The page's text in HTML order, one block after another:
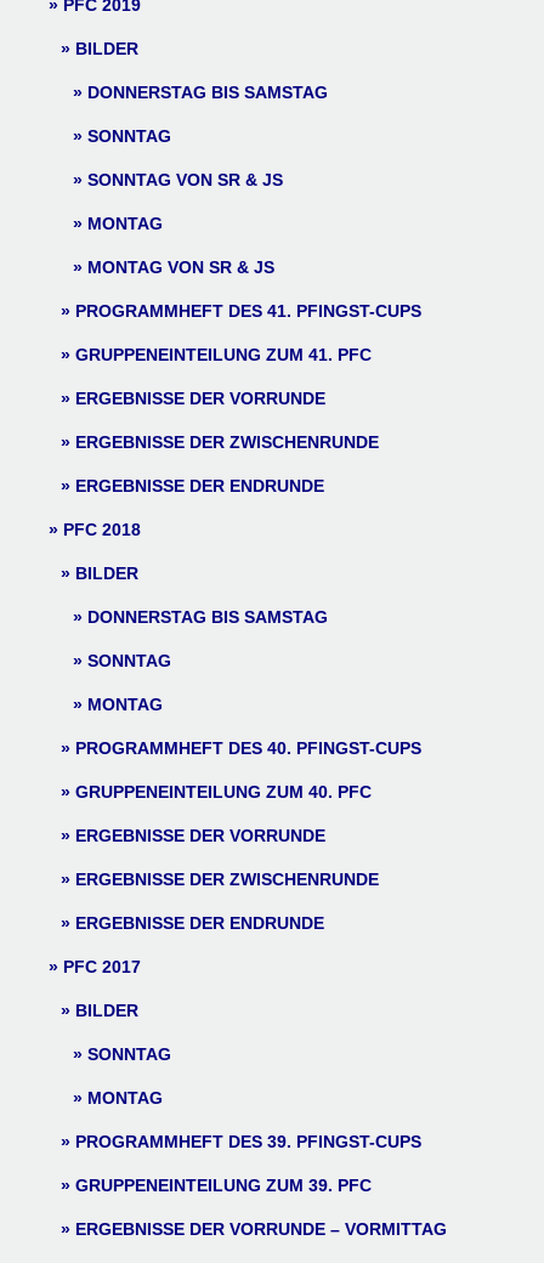
PFC 2019
BILDER
DONNERSTAG BIS SAMSTAG
SONNTAG
SONNTAG VON SR & JS
MONTAG
MONTAG VON SR & JS
PROGRAMMHEFT DES 41. PFINGST-CUPS
GRUPPENEINTEILUNG ZUM 41. PFC
ERGEBNISSE DER VORRUNDE
ERGEBNISSE DER ZWISCHENRUNDE
ERGEBNISSE DER ENDRUNDE
PFC 2018
BILDER
DONNERSTAG BIS SAMSTAG
SONNTAG
MONTAG
PROGRAMMHEFT DES 40. PFINGST-CUPS
GRUPPENEINTEILUNG ZUM 40. PFC
ERGEBNISSE DER VORRUNDE
ERGEBNISSE DER ZWISCHENRUNDE
ERGEBNISSE DER ENDRUNDE
PFC 2017
BILDER
SONNTAG
MONTAG
PROGRAMMHEFT DES 39. PFINGST-CUPS
GRUPPENEINTEILUNG ZUM 39. PFC
ERGEBNISSE DER VORRUNDE – VORMITTAG